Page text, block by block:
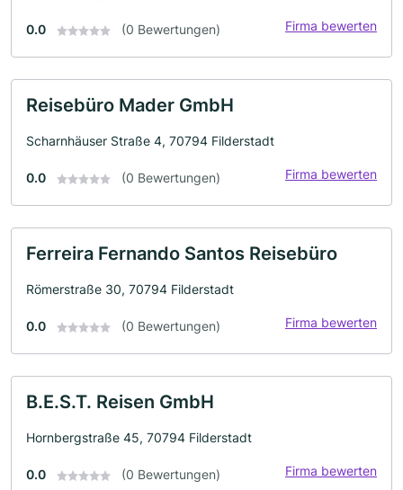
0.0 (0 Bewertungen) Firma bewerten
Reisebüro Mader GmbH
Scharnhäuser Straße 4, 70794 Filderstadt
0.0 (0 Bewertungen) Firma bewerten
Ferreira Fernando Santos Reisebüro
Römerstraße 30, 70794 Filderstadt
0.0 (0 Bewertungen) Firma bewerten
B.E.S.T. Reisen GmbH
Hornbergstraße 45, 70794 Filderstadt
0.0 (0 Bewertungen) Firma bewerten